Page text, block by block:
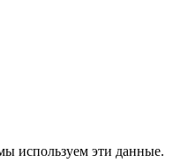
используем эти данные.